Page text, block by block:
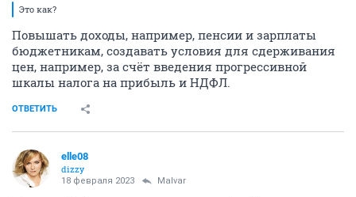
Это как?
Повышать доходы, например, пенсии и зарплаты
бюджетникам, создавать условия для сдерживания
цен, например, за счёт введения прогрессивной
шкалы налога на прибыль и НДФЛ.
ОТВЕТИТЬ
elle08
dizzy
18 февраля 2023 Malvar